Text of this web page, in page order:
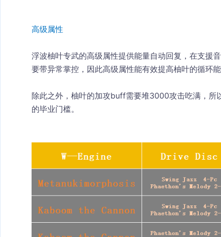
高级属性
浮波柚叶专武的高级属性提供能量自动回复，在支援
要带异常掌控，因此高级属性能有效提高柚叶的循环
除此之外，柚叶的加攻buff需要堆3000攻击吃满，所
的毕业门槛。